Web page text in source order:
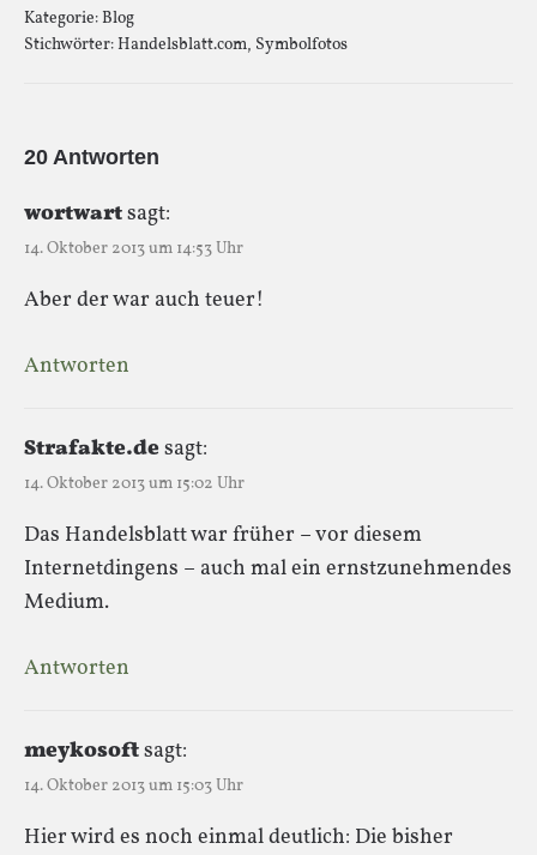
Kategorie:Blog
Stichwörter:Handelsblatt.com, Symbolfotos
20 Antworten
wortwartsagt:
14. Oktober 2013 um 14:53 Uhr
Aber der war auch teuer!
Antworten
Strafakte.desagt:
14. Oktober 2013 um 15:02 Uhr
Das Handelsblatt war früher – vor diesem
Internetdingens – auch mal ein ernstzunehmendes
Medium.
Antworten
meykosoftsagt:
14. Oktober 2013 um 15:03 Uhr
Hier wird es noch einmal deutlich: Die bisher